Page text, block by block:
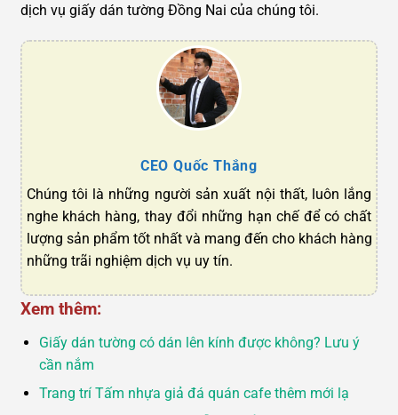
dịch vụ giấy dán tường Đồng Nai của chúng tôi.
CEO Quốc Thắng
Chúng tôi là những người sản xuất nội thất, luôn lắng
nghe khách hàng, thay đổi những hạn chế để có chất
lượng sản phẩm tốt nhất và mang đến cho khách hàng
những trãi nghiệm dịch vụ uy tín.
Xem thêm:
Giấy dán tường có dán lên kính được không? Lưu ý
cần nắm
Trang trí Tấm nhựa giả đá quán cafe thêm mới lạ